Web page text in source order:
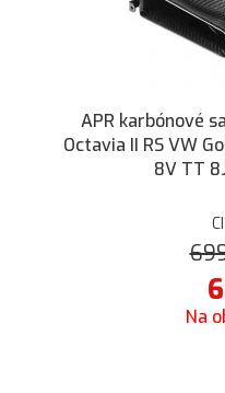
APR karbónové
Octavia II RS VW
8V TT
Na